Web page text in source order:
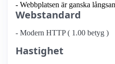
- Webbplatsen är ganska
Webstandard
- Modern HTTP ( 1.00 betyg )
Hastighet